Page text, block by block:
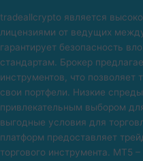
tradeallcrypto является
лицензиями от ведущих
гарантирует безопасность
стандартам. Брокер
инструментов, что
свои портфели. Низкие
привлекательным выбором
выгодные условия для
платформ предоставляет
торгового инструмента. MT5